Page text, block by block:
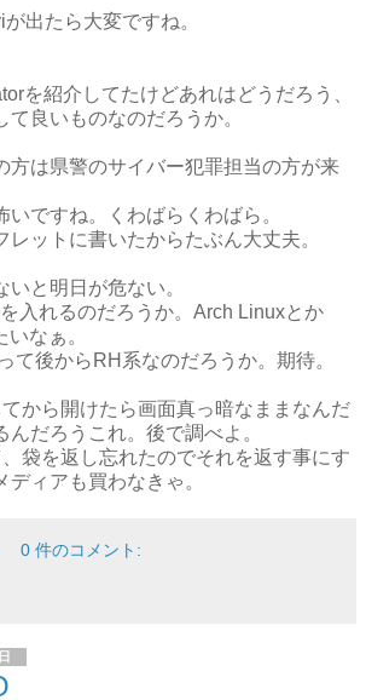
出たら大変ですね。
を紹介してたけどあれはどうだろう、
良いものなのだろうか。
方は県警のサイバー犯罪担当の方が来
ですね。くわばらくわばら。
レットに書いたからたぶん大丈夫。
と明日が危ない。
入れるのだろうか。Arch Linuxとか
なぁ。
て後からRH系なのだろうか。期待。
から開けたら画面真っ暗なままなんだ
んだろうこれ。後で調べよ。
袋を返し忘れたのでそれを返す事にす
ディアも買わなきゃ。
0 件のコメント: